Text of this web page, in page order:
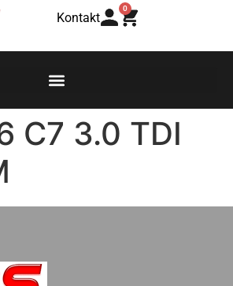
Kontakt
0
C7 3.0 TDI